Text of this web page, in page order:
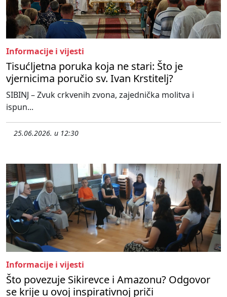
Informacije i vijesti
Tisućljetna poruka koja ne stari: Što je
vjernicima poručio sv. Ivan Krstitelj?
SIBINJ – Zvuk crkvenih zvona, zajednička molitva i
ispun...
25.06.2026. u 12:30
Informacije i vijesti
Što povezuje Sikirevce i Amazonu? Odgovor
se krije u ovoj inspirativnoj priči